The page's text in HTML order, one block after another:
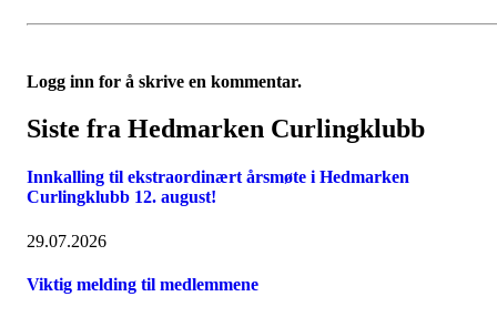
Logg inn for å skrive en kommentar.
Siste fra Hedmarken Curlingklubb
Innkalling til ekstraordinært årsmøte i Hedmarken
Curlingklubb 12. august!
29.07.2026
Viktig melding til medlemmene